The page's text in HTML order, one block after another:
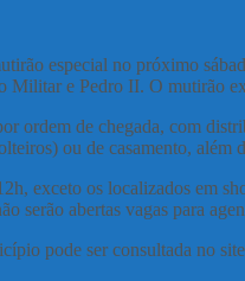
especial no próximo
Militar e Pedro II. O mutirão
ordem de chegada, com
ou de casamento,
exceto os localizados em
serão abertas vagas para
pode ser consultada no